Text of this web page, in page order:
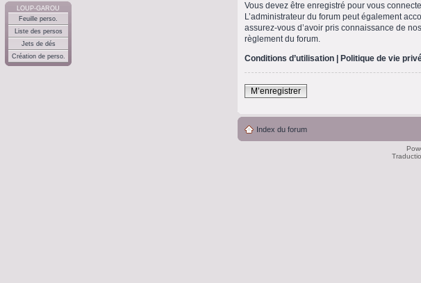
LOUP-GAROU
Feuille perso.
Liste des persos
Jets de dés
Création de perso.
Vous devez être enregistré pour vous
L’administrateur du forum peut également
assurez-vous d’avoir pris connaissance de
règlement du forum.
Conditions d’utilisation
Politique de vie
M’enregistrer
Index du forum